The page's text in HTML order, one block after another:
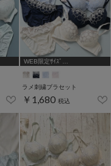
WEB限定ｻｲｽﾞ
ラメ刺繍ブラセット
￥1,680 税込